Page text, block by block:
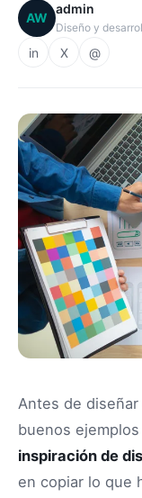
AW
admin
Diseño y
in X @
Antes de
buenos
inspiración de
en copiar lo que